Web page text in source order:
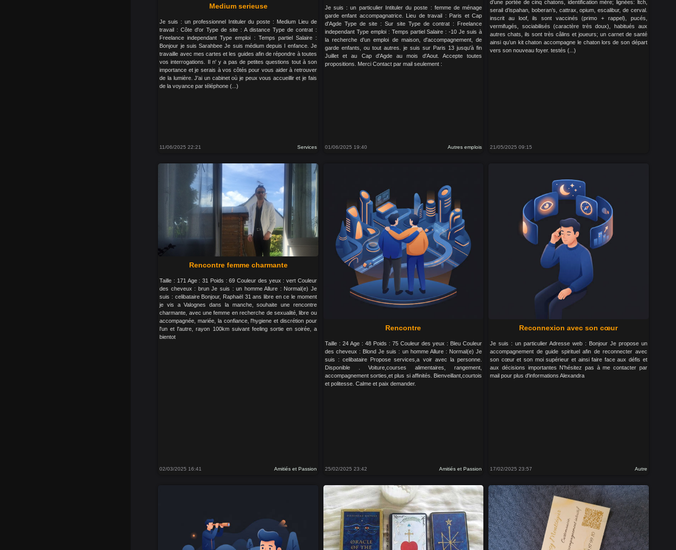
Medium serieuse
Je suis : un professionnel Intituler du poste : Medium Lieu de
travail : Côte d'or Type de site : A distance Type de contrat :
Freelance independant Type emploi : Temps partiel Salaire :
Bonjour je suis Sarahbee Je suis médium depuis l enfance. Je
travaille avec mes cartes et les guides afin de répondre à toutes
vos interrogations. Il n' y a pas de petites questions tout à son
importance et je serais à vos côtés pour vous aider à retrouver
de la lumière. J'ai un cabinet où je peux vous accueillir et je fais
de la voyance par téléphone (...)
11/06/2025 22:21 Services
Je suis : un particulier Intituler du poste : femme de ménage
garde enfant accompagnatrice. Lieu de travail : Paris et Cap
d'Agde Type de site : Sur site Type de contrat : Freelance
independant Type emploi : Temps partiel Salaire : -10 Je suis à
la recherche d'un emploi de maison, d'accompagnement, de
garde enfants, ou tout autres. je suis sur Paris 13 jusqu'à fin
Juillet et au Cap d'Agde au mois d'Aout. Accepte toutes
propositions. Merci Contact par mail seulement :
01/06/2025 19:40 Autres emplois
d’une portée de cinq chatons, identification mère; lignées: ltch,
serail d’ispahan, boberan’s, cattrax, opium, escalibur, de cerval.
inscrit au loof, ils sont vaccinés (primo + rappel), pucés,
vermifugés, sociabilisés (caractère très doux), habitués aux
autres chats, ils sont très câlins et joueurs; un carnet de santé
ainsi qu’un kit chaton accompagne le chaton lors de son départ
vers son nouveau foyer. testés (...)
21/05/2025 09:15
Rencontre femme charmante
Taille : 171 Age : 31 Poids : 69 Couleur des yeux : vert Couleur
des cheveux : brun Je suis : un homme Allure : Normal(e) Je
suis : celibataire Bonjour, Raphaël 31 ans libre en ce le moment
je vis a Valognes dans la manche, souhaite une rencontre
charmante, avec une femme en recherche de sexualité, libre ou
accompagnée, mariée, la confiance, l'hygiene et discrétion pour
l'un et l'autre, rayon 100km suivant feeling sortie en soirée, a
bientot
02/03/2025 16:41 Amitiés et Passion
Rencontre
Taille : 24 Age : 48 Poids : 75 Couleur des yeux : Bleu Couleur
des cheveux : Blond Je suis : un homme Allure : Normal(e) Je
suis : celibataire Propose services,a voir avec la personne.
Disponible . Voiture,courses alimentaires, rangement,
accompagnement sorties,et plus si affinités. Bienveillant,courtois
et politesse. Calme et paix demander.
25/02/2025 23:42 Amitiés et Passion
Reconnexion avec son cœur
Je suis : un particulier Adresse web : Bonjour Je propose un
accompagnement de guide spirituel afin de reconnecter avec
son cœur et son moi supérieur et ainsi faire face aux défis et
aux décisions importantes N'hésitez pas à me contacter par
mail pour plus d'informations Alexandra
17/02/2025 23:57 Autre